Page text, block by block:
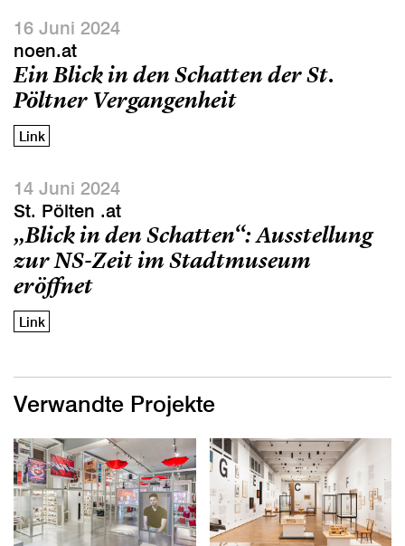
16 Juni 2024
noen.at
Ein Blick in den Schatten der St.
Pöltner Vergangenheit
Link
14 Juni 2024
St. Pölten .at
„Blick in den Schatten“: Ausstellung
zur NS-Zeit im Stadtmuseum
eröffnet
Link
Verwandte Projekte